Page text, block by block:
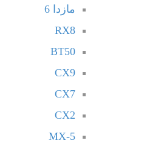
مازدا 6
RX8
BT50
CX9
CX7
CX2
MX-5